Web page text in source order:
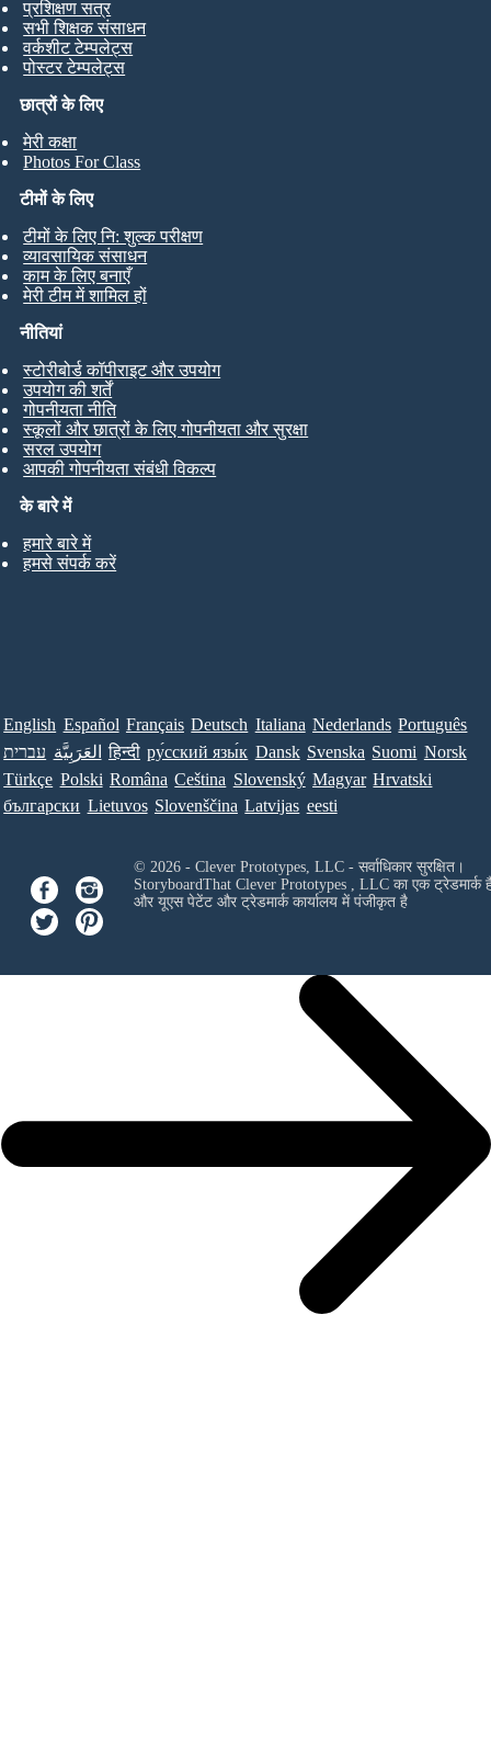
छात्रों के लिए
मेरी कक्षा
Photos For Class
प्रशिक्षण सत्र
सभी शिक्षक संसाधन
वर्कशीट टेम्पलेट्स
पोस्टर टेम्पलेट्स
टीमों के लिए
टीमों के लिए नि: शुल्क परीक्षण
व्यावसायिक संसाधन
काम के लिए बनाएँ
मेरी टीम में शामिल हों
के बारे में
हमारे बारे में
हमसे संपर्क करें
नीतियां
स्टोरीबोर्ड कॉपीराइट और उपयोग
उपयोग की शर्तें
गोपनीयता नीति
स्कूलों और छात्रों के लिए गोपनीयता और सुरक्षा
सरल उपयोग
आपकी गोपनीयता संबंधी विकल्प
English Español Français Deutsch Italiana Nederlands Português
עברית العَرَبِيَّة हिन्दी ру́сский язы́к Dansk Svenska Suomi Norsk
Türkçe Polski Româna Ceština Slovenský Magyar Hrvatski
български Lietuvos Slovenščina Latvijas eesti
© 2026 - Clever Prototypes, LLC - सर्वाधिकार सुरक्षित।
StoryboardThat Clever Prototypes , LLCका एक ट्रेडमार्क
और यूएस पेटेंट और ट्रेडमार्क कार्यालय में पंजीकृत है